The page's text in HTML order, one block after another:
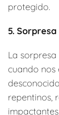
protegido.
5. Sorpresa
La
cuando
repentinos,